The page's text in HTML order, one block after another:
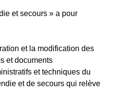
et secours » a pour
et la modification des
et documents
et techniques du
et de secours qui relève